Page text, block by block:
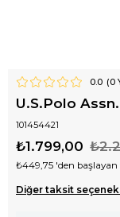
0.0 (0
U.S.Polo
101454421
₺1.799,00
₺449,75 'den
Diğer taksit